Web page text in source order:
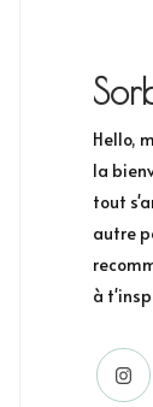
Hello,
la
tout
autre
à